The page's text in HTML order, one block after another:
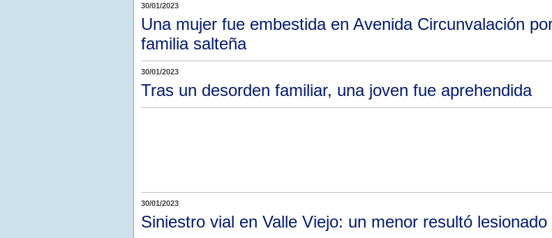
30/01/2023
Una mujer fue embestida en Avenida Circunvalación
familia salteña
30/01/2023
Tras un desorden familiar, una joven fue aprehendida
30/01/2023
Siniestro vial en Valle Viejo: un menor resultó lesionado